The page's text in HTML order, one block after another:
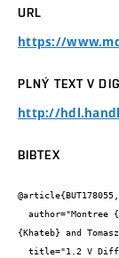
URL
https://
PLNÝ TEXT V
http://
BIBTEX
@article{BUT178055,
{Khateb} and